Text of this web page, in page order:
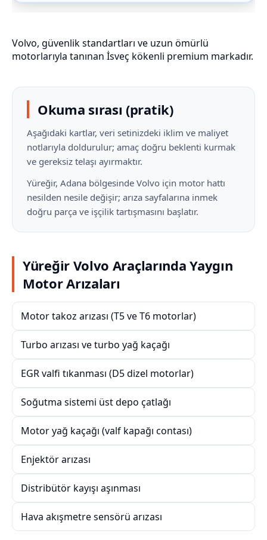
Volvo, güvenlik standartları ve uzun ömürlü
motorlarıyla tanınan İsveç kökenli premium markadır.
Okuma sırası (pratik)
Aşağıdaki kartlar, veri setinizdeki iklim ve maliyet
notlarıyla doldurulur; amaç doğru beklenti kurmak
ve gereksiz telaşı ayırmaktır.
Yüreğir, Adana bölgesinde Volvo için motor hattı
nesilden nesile değişir; arıza sayfalarına inmek
doğru parça ve işçilik tartışmasını başlatır.
Yüreğir Volvo Araçlarında Yaygın
Motor Arızaları
Motor takoz arızası (T5 ve T6 motorlar)
Turbo arızası ve turbo yağ kaçağı
EGR valfi tıkanması (D5 dizel motorlar)
Soğutma sistemi üst depo çatlağı
Motor yağ kaçağı (valf kapağı contası)
Enjektör arızası
Distribütör kayışı aşınması
Hava akışmetre sensörü arızası